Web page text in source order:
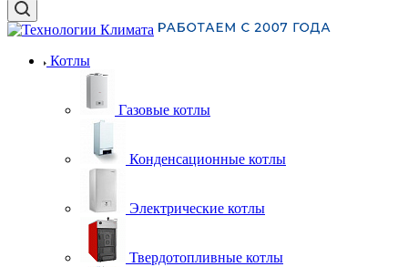
Котлы
Газовые котлы
Конденсационные котлы
Электрические котлы
Твердотопливные котлы